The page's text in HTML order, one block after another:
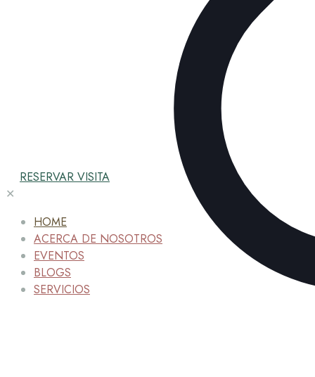
RESERVAR VISITA
✕
HOME
ACERCA DE NOSOTROS
EVENTOS
BLOGS
SERVICIOS